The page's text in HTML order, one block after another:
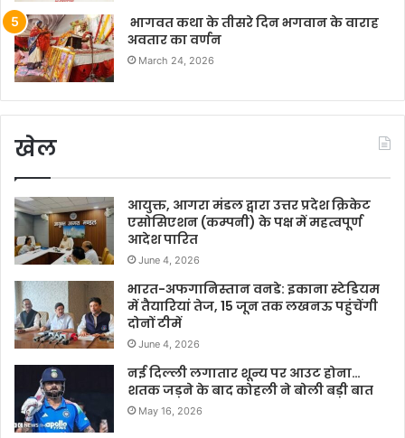
भागवत कथा के तीसरे दिन भगवान के वाराह
अवतार का वर्णन
March 24, 2026
खेल
आयुक्त, आगरा मंडल द्वारा उत्तर प्रदेश क्रिकेट
एसोसिएशन (कम्पनी) के पक्ष में महत्वपूर्ण
आदेश पारित
June 4, 2026
भारत-अफगानिस्तान वनडे: इकाना स्टेडियम
में तैयारियां तेज, 15 जून तक लखनऊ पहुंचेंगी
दोनों टीमें
June 4, 2026
नई दिल्ली लगातार शून्य पर आउट होना…
शतक जड़ने के बाद कोहली ने बोली बड़ी बात
May 16, 2026